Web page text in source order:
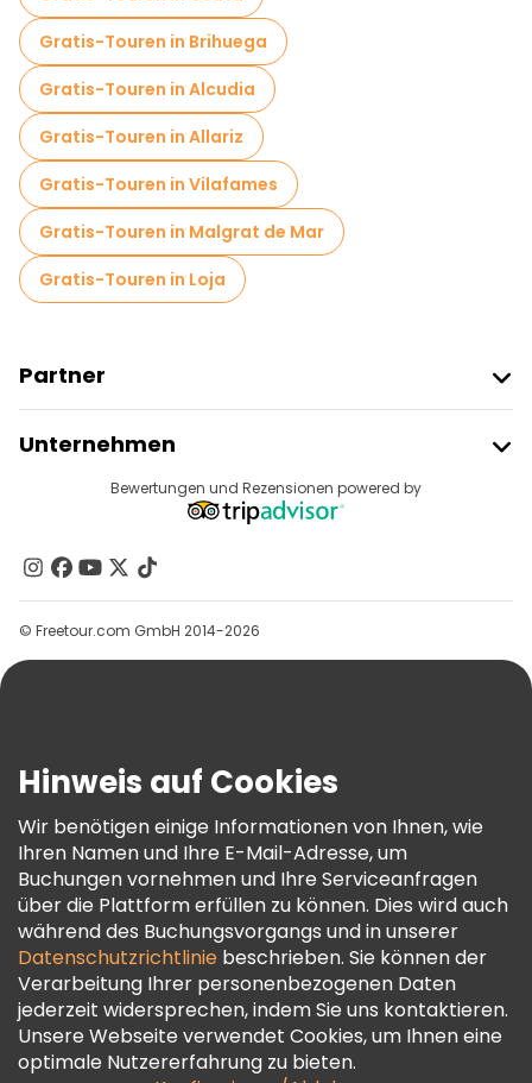
Gratis-Touren in Brihuega
Gratis-Touren in Alcudia
Gratis-Touren in Allariz
Gratis-Touren in Vilafames
Gratis-Touren in Malgrat de Mar
Gratis-Touren in Loja
Partner
Anbieter-Anmeldung
Affiliate-Programm
Unternehmen
Reiseziele
Kontakt
Gruppen
Hilfe
AGB Und Rechtliches
Cookie-Richtlinie
Freetour Auszeichnungen
Treueprogramm
Bewertungen und Rezensionen powered by
© Freetour.com GmbH 2014-2026
Hinweis auf Cookies
Wir benötigen einige Informationen von Ihnen, wie
Ihren Namen und Ihre E-Mail-Adresse, um
Buchungen vornehmen und Ihre Serviceanfragen
über die Plattform erfüllen zu können. Dies wird auch
während des Buchungsvorgangs und in unserer
Datenschutzrichtlinie beschrieben. Sie können der
Verarbeitung Ihrer personenbezogenen Daten
jederzeit widersprechen, indem Sie uns kontaktieren.
Unsere Webseite verwendet Cookies, um Ihnen eine
optimale Nutzererfahrung zu bieten.